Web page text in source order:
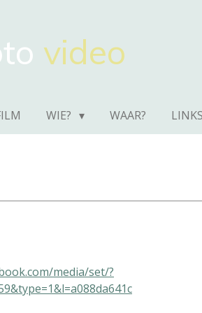
video
WIE? WAAR? LINKS
media/set/?